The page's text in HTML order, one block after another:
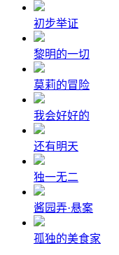
初步举证
黎明的一切
莫莉的冒险
我会好好的
还有明天
独一无二
酱园弄·悬案
孤独的美食家